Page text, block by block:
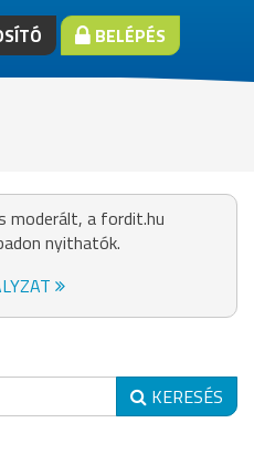
BELÉPÉS
moderált, a fordit.hu
nyithatók.
KERESÉS